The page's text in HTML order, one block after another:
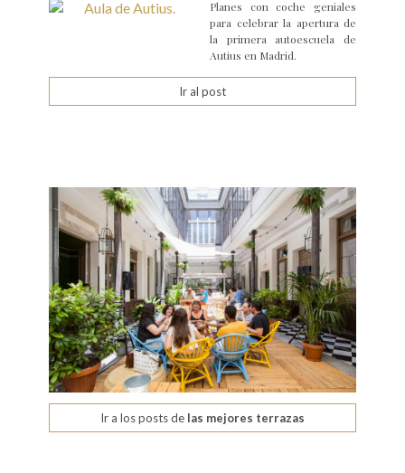
Planes con coche geniales
para celebrar la apertura de
la primera autoescuela de
Autius en Madrid.
Ir al post
Ir a los posts de las mejores terrazas